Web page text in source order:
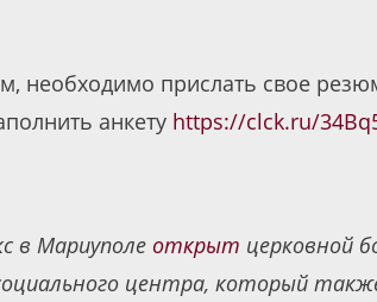
необходимо прислать свое
анкету https://clck.ru/
в Мариуполе открыт церковной
центра, который